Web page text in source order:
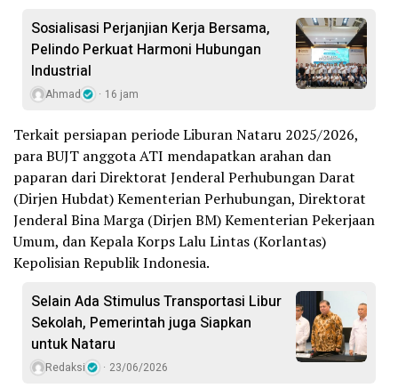
Sosialisasi Perjanjian Kerja Bersama,
Pelindo Perkuat Harmoni Hubungan
Industrial
Ahmad 16 jam
Terkait persiapan periode Liburan Nataru 2025/2026,
para BUJT anggota ATI mendapatkan arahan dan
paparan dari Direktorat Jenderal Perhubungan Darat
(Dirjen Hubdat) Kementerian Perhubungan, Direktorat
Jenderal Bina Marga (Dirjen BM) Kementerian Pekerjaan
Umum, dan Kepala Korps Lalu Lintas (Korlantas)
Kepolisian Republik Indonesia.
Selain Ada Stimulus Transportasi Libur
Sekolah, Pemerintah juga Siapkan
untuk Nataru
Redaksi 23/06/2026